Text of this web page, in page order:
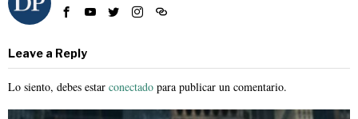
Leave a Reply
Lo siento, debes estar conectado para publicar un comentario.